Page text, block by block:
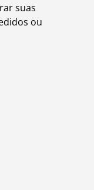
suas
ou